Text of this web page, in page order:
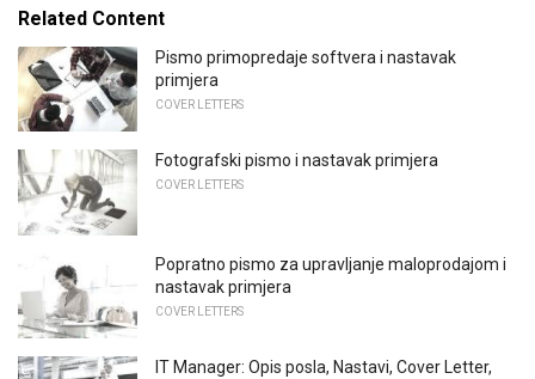
Related Content
Pismo primopredaje softvera i nastavak
primjera
COVER LETTERS
Fotografski pismo i nastavak primjera
COVER LETTERS
Popratno pismo za upravljanje maloprodajom i
nastavak primjera
COVER LETTERS
IT Manager: Opis posla, Nastavi, Cover Letter,